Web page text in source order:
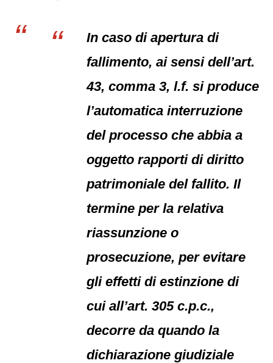
In caso di apertura di
fallimento, ai sensi dell’art.
43, comma 3, l.f. si produce
l’automatica interruzione
del processo che abbia a
oggetto rapporti di diritto
patrimoniale del fallito. Il
termine per la relativa
riassunzione o
prosecuzione, per evitare
gli effetti di estinzione di
cui all’art. 305 c.p.c.,
decorre da quando la
dichiarazione giudiziale